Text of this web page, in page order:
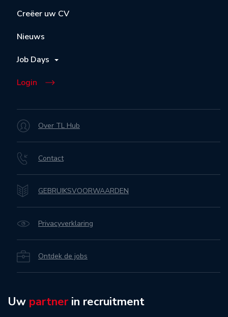
Creëer uw CV
Nieuws
Job Days
Login
Over TL Hub
Contact
GEBRUIKSVOORWAARDEN
Privacyverklaring
Ontdek de jobs
Uw partner in recruitment